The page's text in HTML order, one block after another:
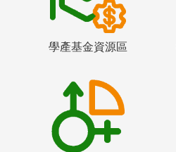
學產基金資源區